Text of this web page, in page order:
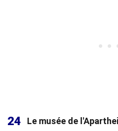
24
Le musée de